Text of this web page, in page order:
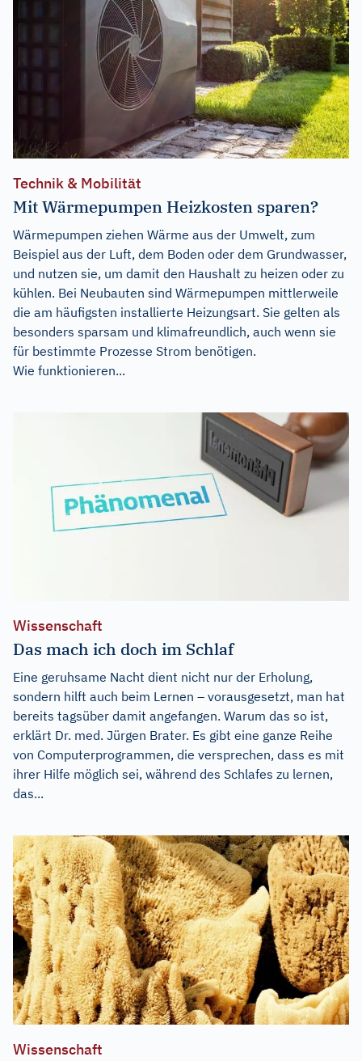
Technik & Mobilität
Mit Wärmepumpen Heizkosten sparen?
Wärmepumpen ziehen Wärme aus der Umwelt, zum
Beispiel aus der Luft, dem Boden oder dem Grundwasser,
und nutzen sie, um damit den Haushalt zu heizen oder zu
kühlen. Bei Neubauten sind Wärmepumpen mittlerweile
die am häufigsten installierte Heizungsart. Sie gelten als
besonders sparsam und klimafreundlich, auch wenn sie
für bestimmte Prozesse Strom benötigen.
Wie funktionieren...
Wissenschaft
Das mach ich doch im Schlaf
Eine geruhsame Nacht dient nicht nur der Erholung,
sondern hilft auch beim Lernen – vorausgesetzt, man hat
bereits tagsüber damit angefangen. Warum das so ist,
erklärt Dr. med. Jürgen Brater. Es gibt eine ganze Reihe
von Computerprogrammen, die versprechen, dass es mit
ihrer Hilfe möglich sei, während des Schlafes zu lernen,
das...
Wissenschaft